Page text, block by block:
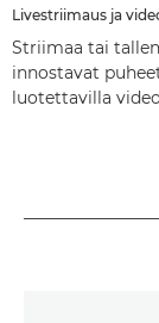
Livestriimaus ja
Striimaa tai
innostavat
luotettavilla